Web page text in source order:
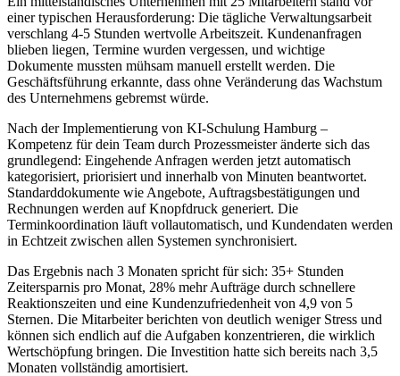
einer typischen Herausforderung: Die tägliche Verwaltungsarbeit
verschlang 4-5 Stunden wertvolle Arbeitszeit. Kundenanfragen
blieben liegen, Termine wurden vergessen, und wichtige
Dokumente mussten mühsam manuell erstellt werden. Die
Geschäftsführung erkannte, dass ohne Veränderung das Wachstum
des Unternehmens gebremst würde.
Nach der Implementierung von KI-Schulung Hamburg –
Kompetenz für dein Team durch Prozessmeister änderte sich das
grundlegend: Eingehende Anfragen werden jetzt automatisch
kategorisiert, priorisiert und innerhalb von Minuten beantwortet.
Standarddokumente wie Angebote, Auftragsbestätigungen und
Rechnungen werden auf Knopfdruck generiert. Die
Terminkoordination läuft vollautomatisch, und Kundendaten werden
in Echtzeit zwischen allen Systemen synchronisiert.
Das Ergebnis nach 3 Monaten spricht für sich: 35+ Stunden
Zeitersparnis pro Monat, 28% mehr Aufträge durch schnellere
Reaktionszeiten und eine Kundenzufriedenheit von 4,9 von 5
Sternen. Die Mitarbeiter berichten von deutlich weniger Stress und
können sich endlich auf die Aufgaben konzentrieren, die wirklich
Wertschöpfung bringen. Die Investition hatte sich bereits nach 3,5
Monaten vollständig amortisiert.